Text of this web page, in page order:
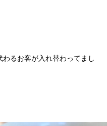
るお客が入れ替わってまし